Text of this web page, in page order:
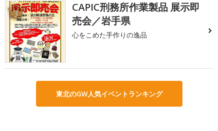
3
CAPIC刑務所作業製品 展示即
売会／岩手県
心をこめた手作りの逸品
東北のGW人気イベントランキング